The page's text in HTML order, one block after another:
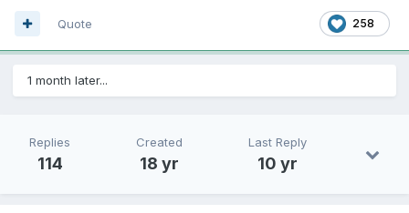
258
Quote
1 month later...
Replies
114
Created
18 yr
Last Reply
10 yr